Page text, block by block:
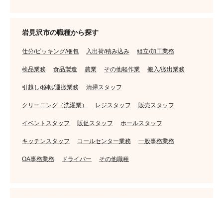
岩見沢市の職種から探す
仕分/ピッキング/梱包 入出荷/積み込み 組立/加工業務
検品業務 食品製造 農業 その他軽作業 搬入/搬出業務
引越し/移転/運搬業務 清掃スタッフ
クリーニング（洗濯業） レジスタッフ 販売スタッフ
イベントスタッフ 販促スタッフ ホールスタッフ
キッチンスタッフ コールセンター業務 一般事務業務
OA事務業務 ドライバー その他職種